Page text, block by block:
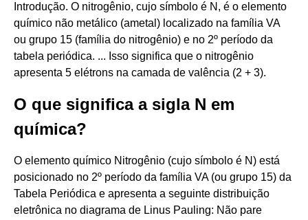
Introdução. O nitrogênio, cujo símbolo é N, é o elemento
químico não metálico (ametal) localizado na família VA
ou grupo 15 (família do nitrogênio) e no 2º período da
tabela periódica. ... Isso significa que o nitrogênio
apresenta 5 elétrons na camada de valência (2 + 3).
O que significa a sigla N em
química?
O elemento químico Nitrogênio (cujo símbolo é N) está
posicionado no 2º período da família VA (ou grupo 15) da
Tabela Periódica e apresenta a seguinte distribuição
eletrônica no diagrama de Linus Pauling: Não pare